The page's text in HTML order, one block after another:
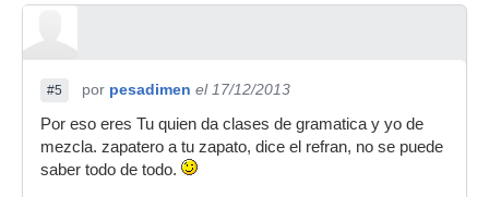
#5 por pesadimen el 17/12/2013
Por eso eres Tu quien da clases de gramatica y yo de
mezcla. zapatero a tu zapato, dice el refran, no se puede
saber todo de todo.